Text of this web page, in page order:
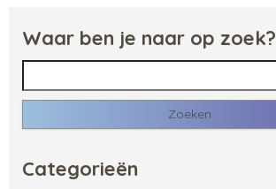
Waar ben je naar op zoek?
Zoeken naar:
Categorieën